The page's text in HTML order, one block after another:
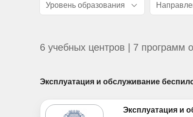
Уровень образования
6 учебных центров | 7 программ
Эксплуатация и обслуживание
Эксплуатация и